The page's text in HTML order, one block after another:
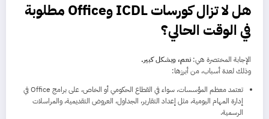
هل لا تزال كورسات ICDL وOffice مطلوبة
في الوقت الحالي؟
الإجابة المختصرة هي: نعم، وبشكل كبير.
وذلك لعدة أسباب، من أبرزها:
تعتمد معظم المؤسسات، سواء في القطاع الحكومي أو الخاص، على برامج Office في
إدارة المهام اليومية، مثل إعداد التقارير، الجداول، العروض التقديمية، والمراسلات
الرسمية.